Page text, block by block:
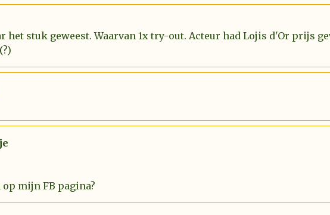
het stuk geweest. Waarvan 1x try-out. Acteur had Lojis d'Or prijs
mijn FB pagina?